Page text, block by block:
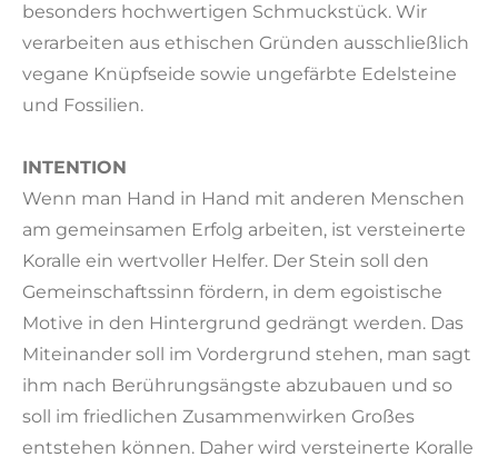
besonders hochwertigen Schmuckstück. Wir
verarbeiten aus ethischen Gründen ausschließlich
vegane Knüpfseide sowie ungefärbte Edelsteine
und Fossilien.
INTENTION
Wenn man Hand in Hand mit anderen Menschen
am gemeinsamen Erfolg arbeiten, ist versteinerte
Koralle ein wertvoller Helfer. Der Stein soll den
Gemeinschaftssinn fördern, in dem egoistische
Motive in den Hintergrund gedrängt werden. Das
Miteinander soll im Vordergrund stehen, man sagt
ihm nach Berührungsängste abzubauen und so
soll im friedlichen Zusammenwirken Großes
entstehen können. Daher wird versteinerte Koralle